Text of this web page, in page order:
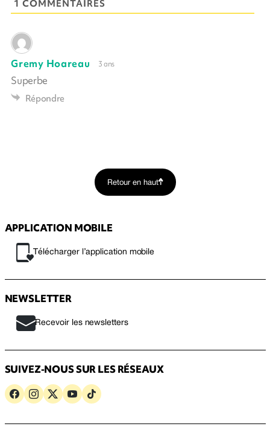
1 COMMENTAIRES
Gremy Hoareau 3 ans
Superbe
Répondre
Retour en haut
APPLICATION MOBILE
Télécharger l’application mobile
NEWSLETTER
Recevoir les newsletters
SUIVEZ-NOUS SUR LES RÉSEAUX